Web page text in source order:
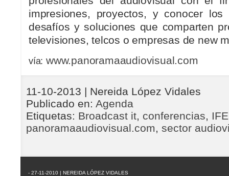
impresiones, proyectos, y conocer
desafíos y soluciones que comparten
televisiones, telcos o empresas de new
vía: www.panoramaaudiovisual.com
11-10-2013 | Nereida López Vidales
Publicado en: Agenda
Etiquetas: Broadcast it, conferencias,
panoramaaudiovisual.com, sector
- 27-11-2010 | NEREIDA LÓPEZ VIDALES